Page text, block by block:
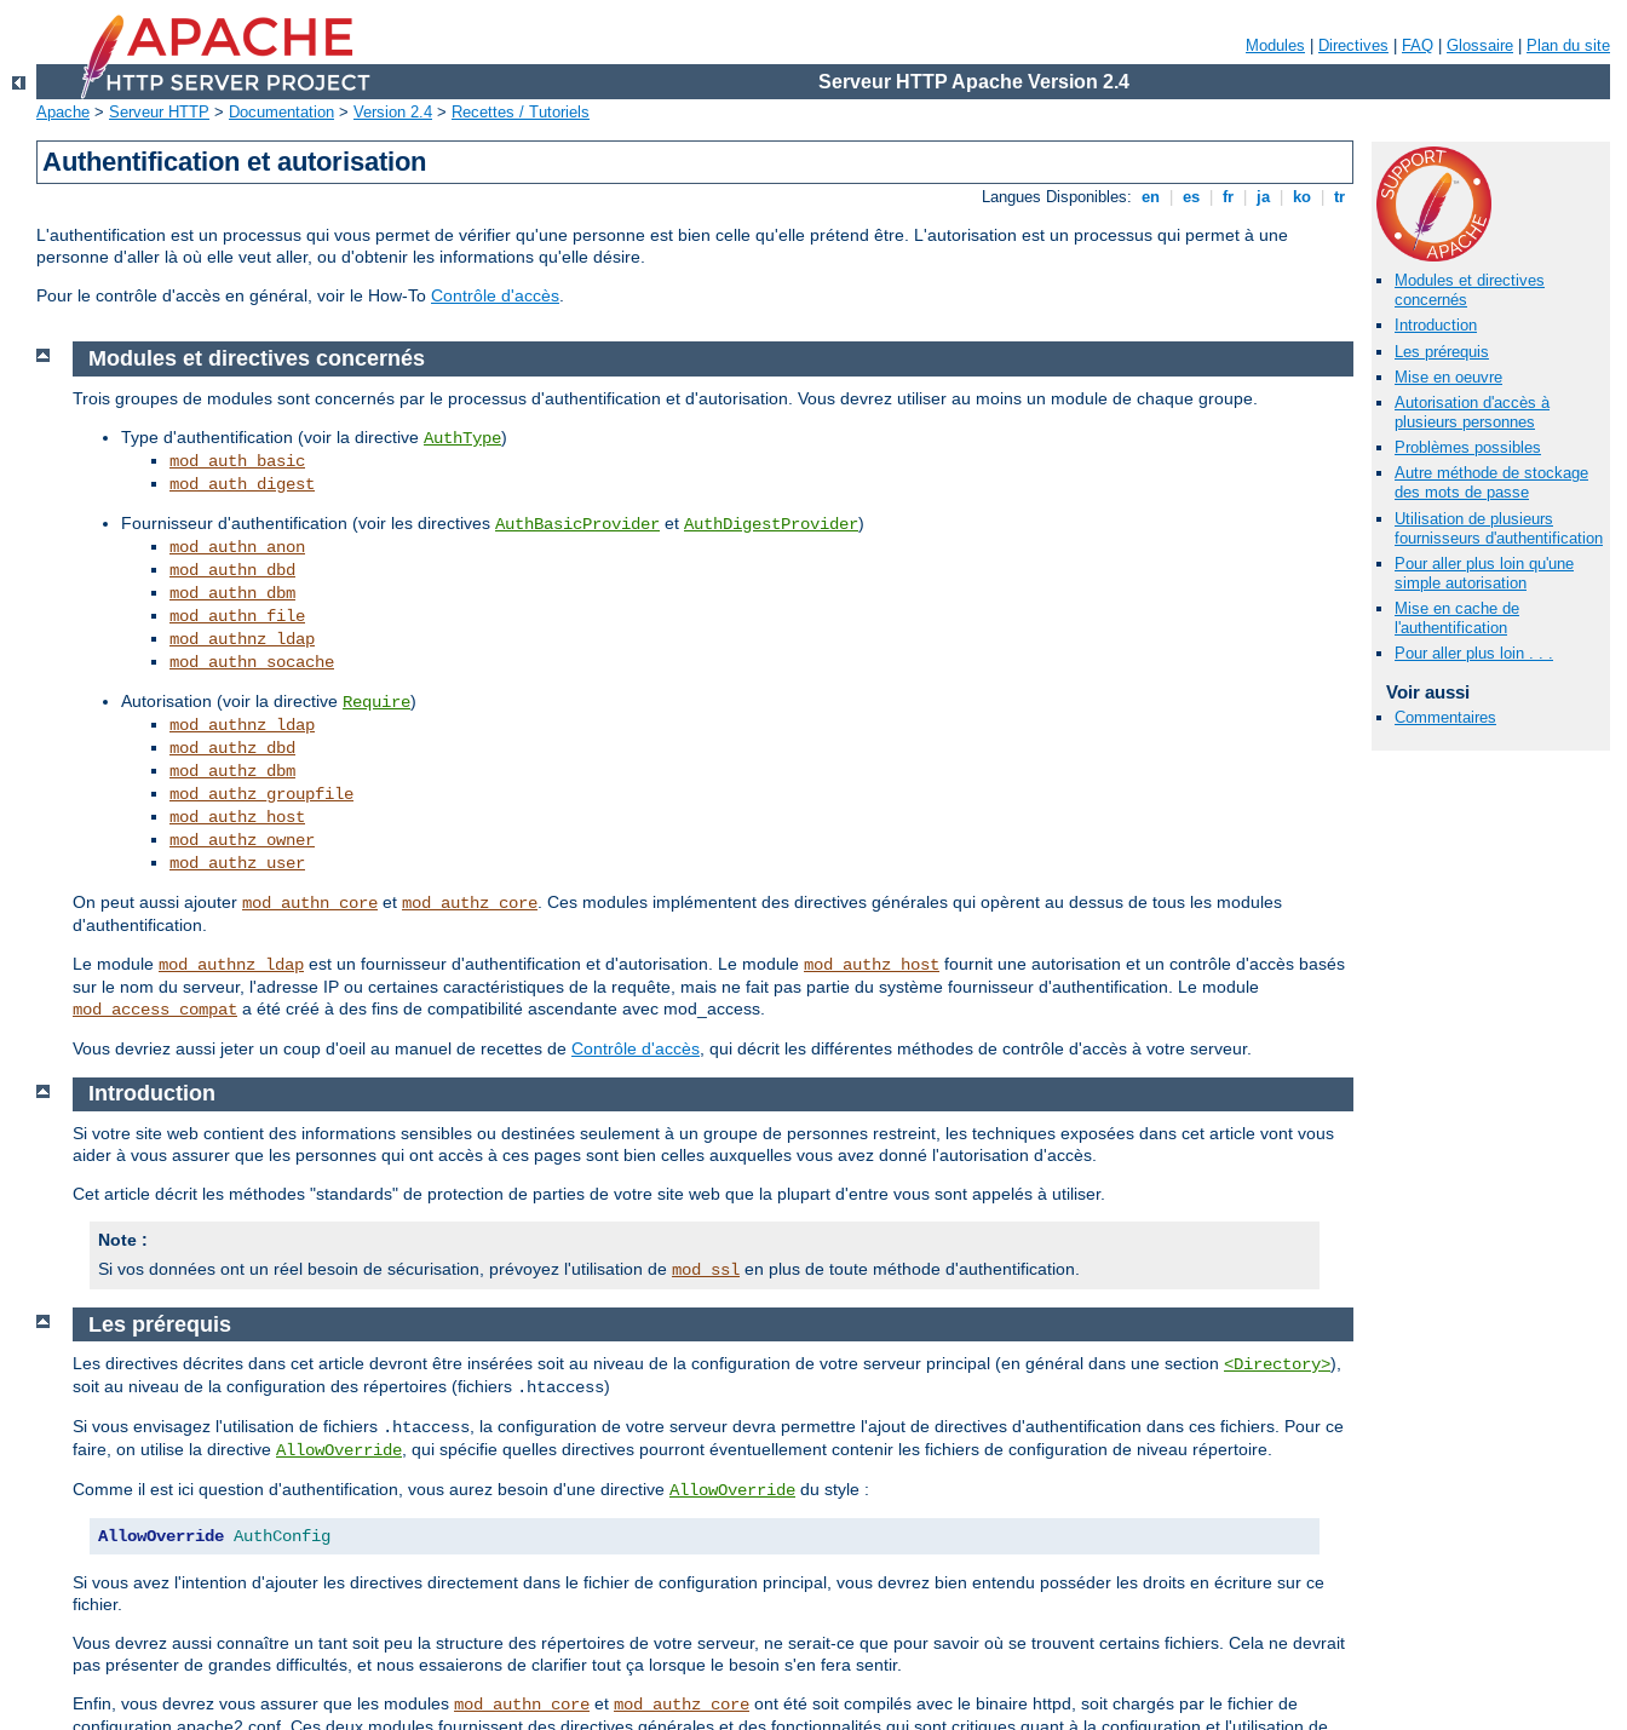
Modules Directives FAQ Glossaire Plan du site
Serveur HTTP Apache Version 2.4
Apache > Serveur HTTP > Documentation > Version 2.4 > Recettes / Tutoriels
Authentification et autorisation
Langues Disponibles: en es fr ja ko tr
L'authentification est un processus qui vous permet de vérifier qu'une personne est bien celle qu'elle prétend être. L'autorisation est un processus qui permet à une
personne d'aller là où elle veut aller, ou d'obtenir les informations qu'elle désire.
Pour le contrôle d'accès en général, voir le How-To Contrôle d'accès.
Modules et directives
concernés
Introduction
Les prérequis
Mise en oeuvre
Autorisation d'accès à
plusieurs personnes
Problèmes possibles
Autre méthode de stockage
des mots de passe
Utilisation de plusieurs
fournisseurs d'authentification
Pour aller plus loin qu'une
simple autorisation
Mise en cache de
l'authentification
Pour aller plus loin . . .
Voir aussi
Commentaires
Modules et directives concernés
Trois groupes de modules sont concernés par le processus d'authentification et d'autorisation. Vous devrez utiliser au moins un module de chaque groupe.
Type d'authentification (voir la directive AuthType)
mod_auth_basic
mod_auth_digest
Fournisseur d'authentification (voir les directives AuthBasicProvider et AuthDigestProvider)
mod_authn_anon
mod_authn_dbd
mod_authn_dbm
mod_authn_file
mod_authnz_ldap
mod_authn_socache
Autorisation (voir la directive Require)
mod_authnz_ldap
mod_authz_dbd
mod_authz_dbm
mod_authz_groupfile
mod_authz_host
mod_authz_owner
mod_authz_user
On peut aussi ajouter mod_authn_core et mod_authz_core . Ces modules implémentent des directives générales qui opèrent au dessus de tous les modules
d'authentification.
Le module mod_authnz_ldap est un fournisseur d'authentification et d'autorisation. Le module mod_authz_host fournit une autorisation et un contrôle d'accès basés
sur le nom du serveur, l'adresse IP ou certaines caractéristiques de la requête, mais ne fait pas partie du système fournisseur d'authentification. Le module
mod_access_compat a été créé à des fins de compatibilité ascendante avec mod_access.
Vous devriez aussi jeter un coup d'oeil au manuel de recettes de Contrôle d'accès , qui décrit les différentes méthodes de contrôle d'accès à votre serveur.
Introduction
Si votre site web contient des informations sensibles ou destinées seulement à un groupe de personnes restreint, les techniques exposées dans cet article vont vous
aider à vous assurer que les personnes qui ont accès à ces pages sont bien celles auxquelles vous avez donné l'autorisation d'accès.
Cet article décrit les méthodes "standards" de protection de parties de votre site web que la plupart d'entre vous sont appelés à utiliser.
Note :
Si vos données ont un réel besoin de sécurisation, prévoyez l'utilisation de mod_ssl en plus de toute méthode d'authentification.
Les prérequis
Les directives décrites dans cet article devront être insérées soit au niveau de la configuration de votre serveur principal (en général dans une section <Directory>),
soit au niveau de la configuration des répertoires (fichiers .htaccess)
Si vous envisagez l'utilisation de fichiers .htaccess, la configuration de votre serveur devra permettre l'ajout de directives d'authentification dans ces fichiers. Pour ce
faire, on utilise la directive AllowOverride, qui spécifie quelles directives pourront éventuellement contenir les fichiers de configuration de niveau répertoire.
Comme il est ici question d'authentification, vous aurez besoin d'une directive AllowOverride du style :
AllowOverride AuthConfig
Si vous avez l'intention d'ajouter les directives directement dans le fichier de configuration principal, vous devrez bien entendu posséder les droits en écriture sur ce
fichier.
Vous devrez aussi connaître un tant soit peu la structure des répertoires de votre serveur, ne serait-ce que pour savoir où se trouvent certains fichiers. Cela ne devrait
pas présenter de grandes difficultés, et nous essaierons de clarifier tout ça lorsque le besoin s'en fera sentir.
Enfin, vous devrez vous assurer que les modules mod_authn_core et mod_authz_core ont été soit compilés avec le binaire httpd, soit chargés par le fichier de